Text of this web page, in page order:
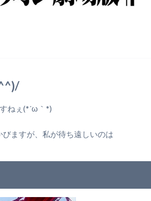
ねぇ(*´ω｀*)
ますが、私が待ち遠しいのは